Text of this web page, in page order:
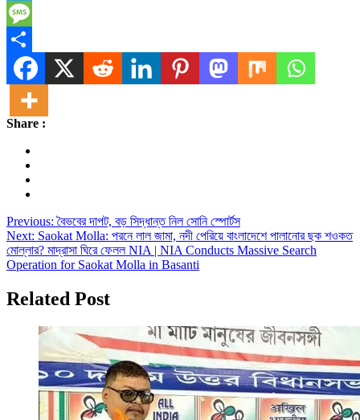
Telegram
Message
Share
Share :
Post
navigation
Previous: বৈভবের দাপট, বড় সিদ্ধান্ত নিল সোনি স্পোর্টস
Next: Saokat Molla: পরনে লাল জামা, নদী পেরিয়ে বাংলাদেশে পালানোর ছক শওকত
মোল্লার? মাদ্রাসা ঘিরে ফেলল NIA | NIA Conducts Massive Search
Operation for Saokat Molla in Basanti
Related Post